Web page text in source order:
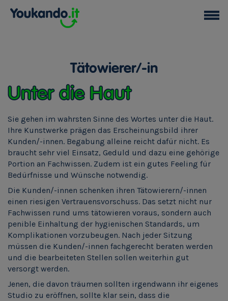
Tätowierer/-in
Unter die Haut
Sie gehen im wahrsten Sinne des Wortes unter die Haut.
Ihre Kunstwerke prägen das Erscheinungsbild ihrer
Kunden/-innen. Begabung alleine reicht dafür nicht. Es
braucht sehr viel Einsatz, Geduld und dazu eine gehörige
Portion an Fachwissen. Zudem ist ein gutes Feeling für
Bedürfnisse und Wünsche notwendig.
Die Kunden/-innen schenken ihren Tätowierern/-innen
einen riesigen Vertrauensvorschuss. Das setzt nicht nur
Fachwissen rund ums tätowieren voraus, sondern auch
penible Einhaltung der hygienischen Standards, um
Komplikationen vorzubeugen. Nach jeder Sitzung
müssen die Kunden/-innen fachgerecht beraten werden
und die bearbeiteten Stellen sollen weiterhin gut
versorgt werden.
Jenen, die davon träumen sollten irgendwann ihr eigenes
Studio zu eröffnen, sollte klar sein, dass die